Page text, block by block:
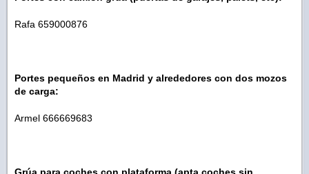
Rafa 659000876
Portes pequeños en Madrid y alrededores con dos mozos
de carga:
Armel 666669683
Grúa para coches con plataforma (apta coches sin